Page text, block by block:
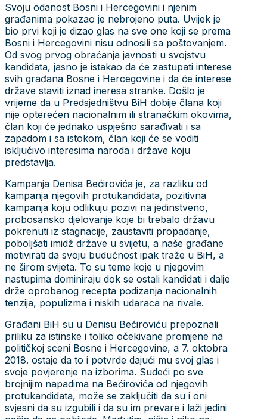
Svoju odanost Bosni i Hercegovini i njenim
građanima pokazao je nebrojeno puta. Uvijek je
bio prvi koji je dizao glas na sve one koji se prema
Bosni i Hercegovini nisu odnosili sa poštovanjem.
Od svog prvog obraćanja javnosti u svojstvu
kandidata, jasno je istakao da će zastupati interese
svih građana Bosne i Hercegovine i da će interese
države staviti iznad ineresa stranke. Došlo je
vrijeme da u Predsjedništvu BiH dobije člana koji
nije opterećen nacionalnim ili stranačkim okovima,
član koji će jednako uspješno sarađivati i sa
zapadom i sa istokom, član koji će se voditi
isključivo interesima naroda i države koju
predstavlja.
Kampanja Denisa Bećirovića je, za razliku od
kampanja njegovih protukandidata, pozitivna
kampanja koju odlikuju pozivi na jedinstveno,
probosansko djelovanje koje bi trebalo državu
pokrenuti iz stagnacije, zaustaviti propadanje,
poboljšati imidž države u svijetu, a naše građane
motivirati da svoju budućnost ipak traže u BiH, a
ne širom svijeta. To su teme koje u njegovim
nastupima dominiraju dok se ostali kandidati i dalje
drže oprobanog recepta podizanja nacionalnih
tenzija, populizma i niskih udaraca na rivale.
Građani BiH su u Denisu Bećiroviću prepoznali
priliku za istinske i toliko očekivane promjene na
političkoj sceni Bosne i Hercegovine, a 7. oktobra
2018. ostaje da to i potvrde dajući mu svoj glas i
svoje povjerenje na izborima. Sudeći po sve
brojnijim napadima na Bećirovića od njegovih
protukandidata, može se zaključiti da su i oni
svjesni da su izgubili i da su im prevare i laži jedini